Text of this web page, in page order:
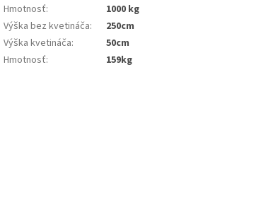
Hmotnosť:
1000 kg
Výška bez kvetináča:
250cm
Výška kvetináča:
50cm
Hmotnosť: 159kg